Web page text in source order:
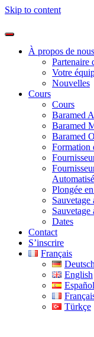
Skip to content
À propos de nous
Partenaire
Votre
Nouvelles
Cours
Cours
Baramed
Baramed
Baramed
Formation
Plongée
Sauvetage
Sauvetage
Dates
Contact
S’inscrire
Français
Deutsch
English
Español
Türkçe